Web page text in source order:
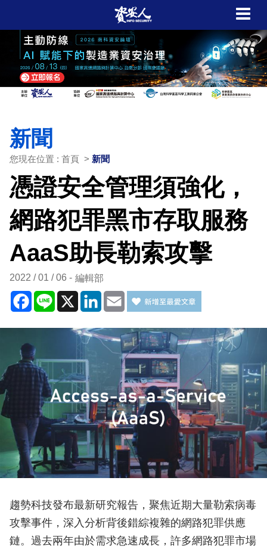
新聞
您現在位置 : 首頁 > 新聞
憑證安全管理須強化，
網路犯罪黑市存取服務
AaaS助長勒索攻擊
2022 / 01 / 06 編輯部
Facebook
Line X LinkedIn
Email
趨勢科技發布最新研究報告，聚焦近期大量勒索病毒
攻擊事件，深入分析背後錯綜複雜的網路犯罪供應
鏈。過去兩年由於需求急速成長，許多網路犯罪市場